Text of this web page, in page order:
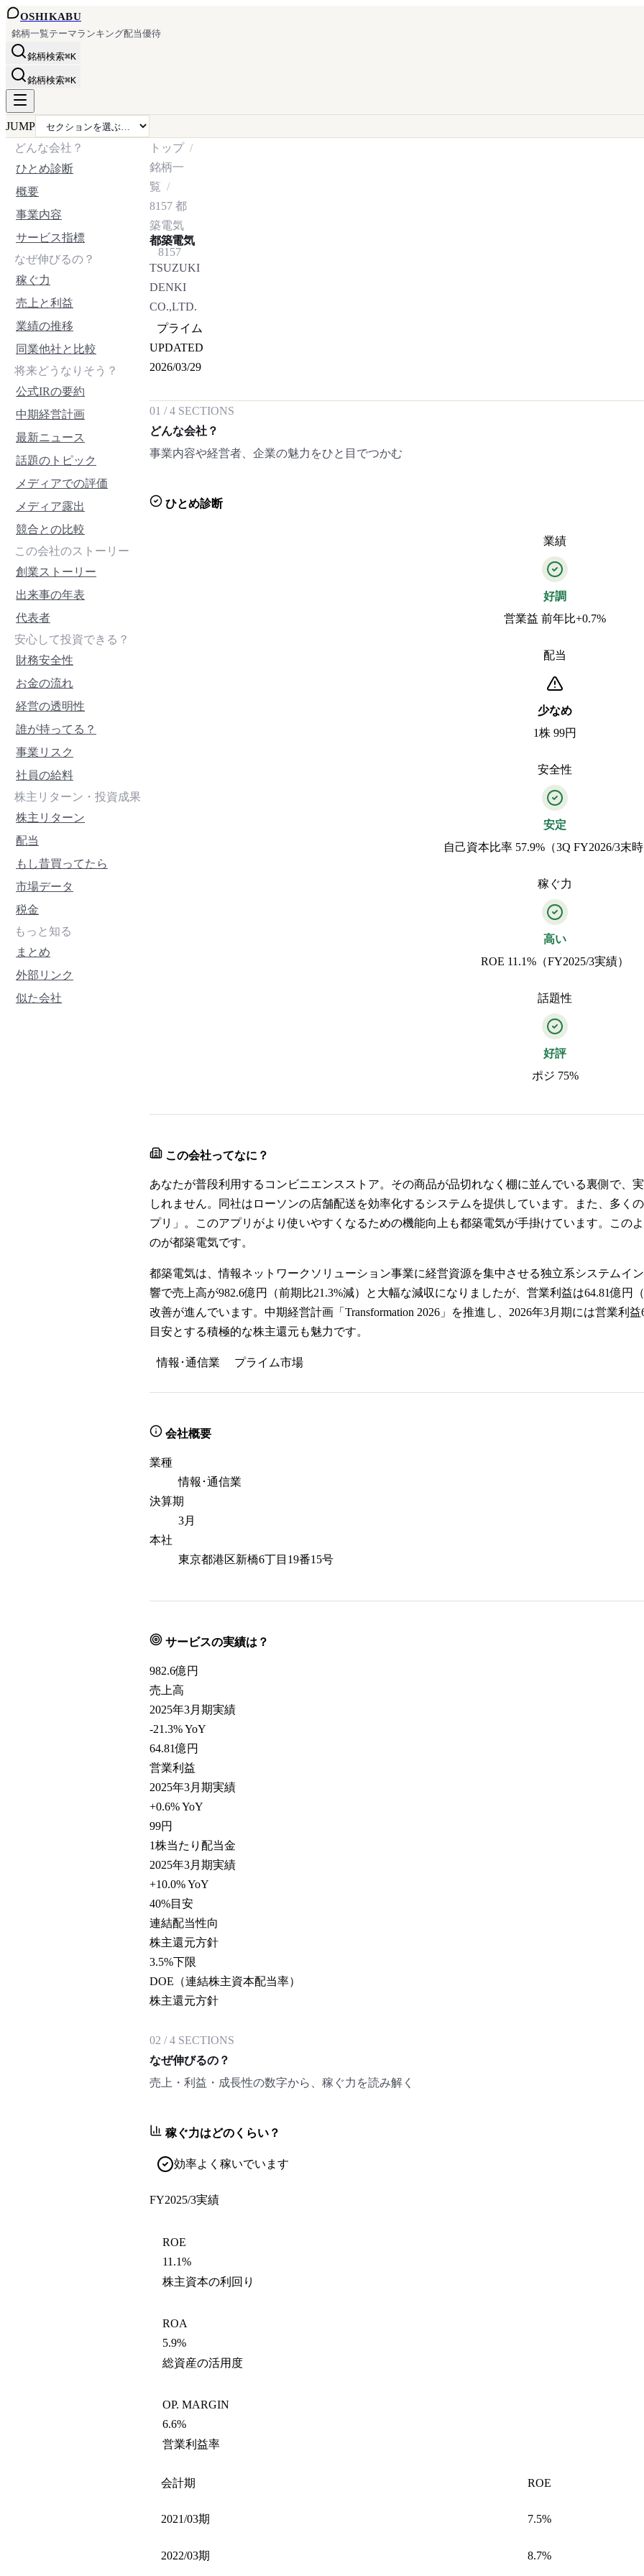
OSHIKABU
銘柄一覧テーマランキング配当優待
銘柄検索⌘K
銘柄検索⌘K
JUMP
どんな会社？
ひとめ診断
概要
事業内容
サービス指標
なぜ伸びるの？
稼ぐ力
売上と利益
業績の推移
同業他社と比較
将来どうなりそう？
公式IRの要約
中期経営計画
最新ニュース
話題のトピック
メディアでの評価
メディア露出
競合との比較
この会社のストーリー
創業ストーリー
出来事の年表
代表者
安心して投資できる？
財務安全性
お金の流れ
経営の透明性
誰が持ってる？
事業リスク
社員の給料
株主リターン・投資成果
株主リターン
配当
もし昔買ってたら
市場データ
税金
もっと知る
まとめ
外部リンク
似た会社
トップ
銘柄一
覧
8157 都
築電気
都築電気
8157
TSUZUKI
DENKI
CO.,LTD.
プライム
UPDATED
2026/03/29
01 /4 SECTIONS
どんな会社？
事業内容や経営者、企業の魅力をひと目でつかむ
ひとめ診断
業績
好調
営業益 前年比+0.7%
配当
少なめ
1株 99円
安全性
安定
自己資本比率 57.9%（3Q FY2026/3末
稼ぐ力
高い
ROE 11.1%（FY2025/3実績）
話題性
好評
ポジ 75%
この会社ってなに？
あなたが普段利用するコンビニエンスストア。その商品が品切れなく棚に並んでいる裏側で、
しれません。同社はローソンの店舗配送を効率化するシステムを提供しています。また、多く
プリ」。このアプリがより使いやすくなるための機能向上も都築電気が手掛けています。この
のが都築電気です。
都築電気は、情報ネットワークソリューション事業に経営資源を集中させる独立系システムイ
響で売上高が982.6億円（前期比21.3%減）と大幅な減収になりましたが、営業利益は64.81億
改善が進んでいます。中期経営計画「Transformation 2026」を推進し、2026年3月期には営業利
目安とする積極的な株主還元も魅力です。
情報･通信業 プライム市場
会社概要
業種
情報･通信業
決算期
3月
本社
東京都港区新橋6丁目19番15号
サービスの実績は？
982.6億円
売上高
2025年3月期実績
-21.3% YoY
64.81億円
営業利益
2025年3月期実績
+0.6% YoY
99円
1株当たり配当金
2025年3月期実績
+10.0% YoY
40%目安
連結配当性向
株主還元方針
3.5%下限
DOE（連結株主資本配当率）
株主還元方針
02 /4 SECTIONS
なぜ伸びるの？
売上・利益・成長性の数字から、稼ぐ力を読み解く
稼ぐ力はどのくらい？
効率よく稼いでいます
FY2025/3実績
ROE
11.1%
株主資本の利回り
ROA
5.9%
総資産の活用度
OP. MARGIN
6.6%
営業利益率
会計期 ROE
2021/03期 7.5%
2022/03期 8.7%